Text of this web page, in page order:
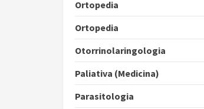
Ortopedia
Ortopedia
Otorrinolaringologia
Paliativa (Medicina)
Parasitologia